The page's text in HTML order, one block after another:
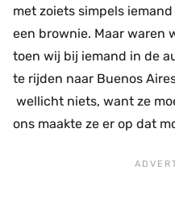
met zoiets simpels iemand
een brownie. Maar waren
toen wij bij iemand in de
te rijden naar Buenos
wellicht niets, want ze
ons maakte ze er op dat